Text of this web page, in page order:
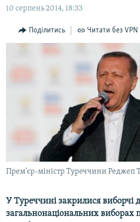
навігації
Перейти
пошуку
БЛОГИ
ПОГЛЯД
ІНТЕРВ'Ю
ВСЕ ЗА ДЕНЬ
СПЕЦПРОЕКТИ
ДЕПОРТАЦІЯ
ВІДЕОУРОКИ «ELIFBE»
СВІДЧЕННЯ ОКУПАЦІЇ
УКРАЇНСЬКА ПРОБЛЕМА КРИМУ
ІНФОГРАФІКА
ЯК ОБІЙТИ БЛОКУВАННЯ
Русский
Qırımtatar
ДОЛУЧАЙСЯ!
Усі сайти RFE/RL
10 серпень 2014, 18:33
Поділитись Читати без VPN
Прем’єр-міністр Туреччини Реджеп
У Туреччині закрилися виборчі
загальнонаціональних виборах